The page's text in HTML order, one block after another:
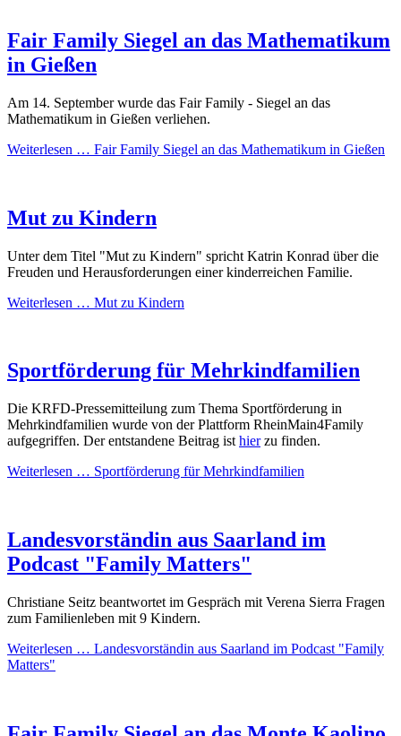
Fair Family Siegel an das Mathematikum
in Gießen
Am 14. September wurde das Fair Family - Siegel an das
Mathematikum in Gießen verliehen.
Weiterlesen … Fair Family Siegel an das Mathematikum in Gießen
Mut zu Kindern
Unter dem Titel "Mut zu Kindern" spricht Katrin Konrad über die
Freuden und Herausforderungen einer kinderreichen Familie.
Weiterlesen … Mut zu Kindern
Sportförderung für Mehrkindfamilien
Die KRFD-Pressemitteilung zum Thema Sportförderung in
Mehrkindfamilien wurde von der Plattform RheinMain4Family
aufgegriffen. Der entstandene Beitrag ist hierzu finden.
Weiterlesen … Sportförderung für Mehrkindfamilien
Landesvorständin aus Saarland im
Podcast "Family Matters"
Christiane Seitz beantwortet im Gespräch mit Verena Sierra Fragen
zum Familienleben mit 9 Kindern.
Weiterlesen … Landesvorständin aus Saarland im Podcast "Family
Matters"